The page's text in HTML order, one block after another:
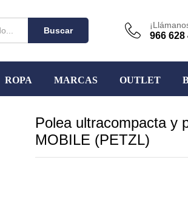
Buscar 966 628
ROPA MARCAS OUTLET
Polea ultracompacta y
MOBILE (PETZL)